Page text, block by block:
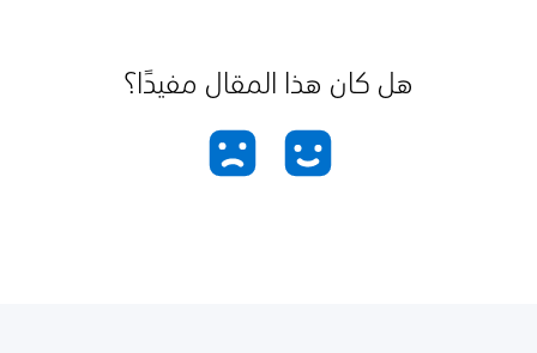
هل كان هذا المقال مفيدًا؟